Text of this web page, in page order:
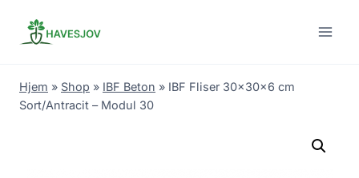
Hjem » Shop » IBF Beton » IBF Fliser 30x30x6 cm
Sort/Antracit – Modul 30